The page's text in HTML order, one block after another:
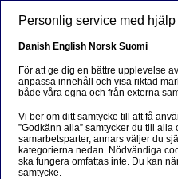
Upplysningar
Hem Om oss
Här hittar du Nordeas
annan relaterad information:
Personlig service med
Danish English Norsk Suomi
För att ge dig en bättre upplevelse
anpassa innehåll och visa riktad
både våra egna och från externa
Vi ber om ditt samtycke till att få
”Godkänn alla” samtycker du till
samarbetsparter, annars väljer du
kategorierna nedan. Nödvändiga
ska fungera omfattas inte. Du kan
samtycke.